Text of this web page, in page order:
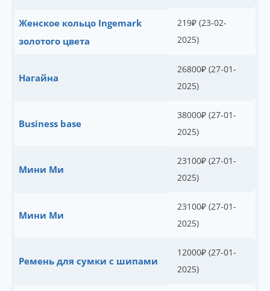
Женское кольцо Ingemark
золотого цвета
219₽ (23-02-
2025)
Нагайна
26800₽ (27-01-
2025)
Business base
38000₽ (27-01-
2025)
Мини Ми
23100₽ (27-01-
2025)
Мини Ми
23100₽ (27-01-
2025)
Ремень для сумки с шипами
12000₽ (27-01-
2025)